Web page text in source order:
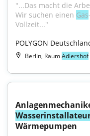
"...Das macht die
Wir suchen einen Gas
Vollzeit..."
POLYGON
Berlin, RaumAdlershof
Wasser
Wärmepumpen